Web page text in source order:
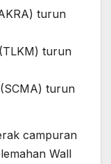
turun
turun
turun
campuran
Wall